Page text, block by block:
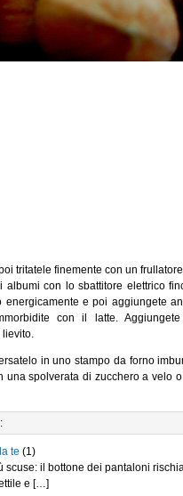
tritatele finemente con un
con lo sbattitore elettrico
e poi aggiungete
con il latte. Aggiungete
lievito.
in uno stampo da forno
una spolverata di zucchero a velo
te (1)
scuse: il bottone dei pantaloni
e […]